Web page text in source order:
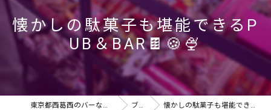
懐かしの駄菓子も堪能できるP
UB＆BAR🍫🍪🍨
東京都西葛西のバーならPUB & BAR Lien ブログ 懐かしの駄菓子も堪能できるPUB＆BAR🍫🍪🍨